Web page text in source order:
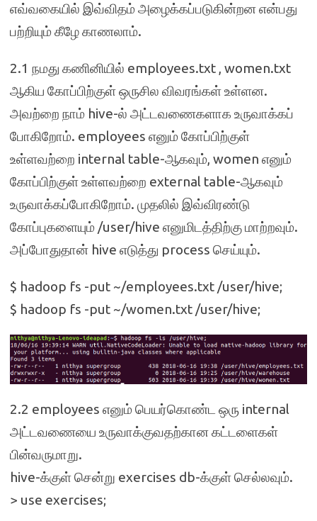
எவ்வகையில் இவ்விதம் அழைக்கப்படுகின்றன என்பது
பற்றியும் கீழே காணலாம்.
2.1 நமது கணினியில் employees.txt , women.txt
ஆகிய கோப்பிற்குள் ஒருசில விவரங்கள் உள்ளன.
அவற்றை நாம் hive-ல் அட்டவணைகளாக உருவாக்கப்
போகிறோம். employees எனும் கோப்பிற்குள்
உள்ளவற்றை internal table-ஆகவும், women எனும்
கோப்பிற்குள் உள்ளவற்றை external table-ஆகவும்
உருவாக்கப்போகிறோம். முதலில் இவ்விரண்டு
கோப்புகளையும் /user/hive எனுமிடத்திற்கு மாற்றவும்.
அப்போதுதான் hive எடுத்து process செய்யும்.
$ hadoop fs -put ~/employees.txt /user/hive;
$ hadoop fs -put ~/women.txt /user/hive;
2.2 employees எனும் பெயர்கொண்ட ஒரு internal
அட்டவணையை உருவாக்குவதற்கான கட்டளைகள்
பின்வருமாறு.
hive-க்குள் சென்று exercises db-க்குள் செல்லவும்.
> use exercises;